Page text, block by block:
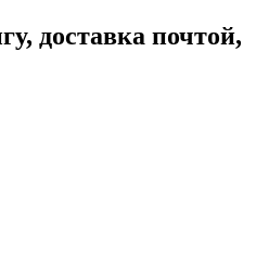
доставка почтой,